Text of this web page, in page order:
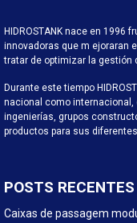
HIDROSTANK nace en 1996
innovadoras que m ejoraran
tratar de optimizar la gestión
Durante este tiempo
nacional como
ingenierías, grupos
productos para sus
POSTS RECENTES
Caixas de passagem